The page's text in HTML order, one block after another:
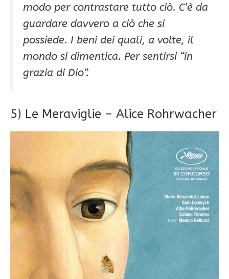
modo per contrastare tutto ciò. C’è da
guardare davvero a ciò che si
possiede. I beni dei quali, a volte, il
mondo si dimentica. Per sentirsi “in
grazia di Dio”.
5) Le Meraviglie – Alice Rohrwacher